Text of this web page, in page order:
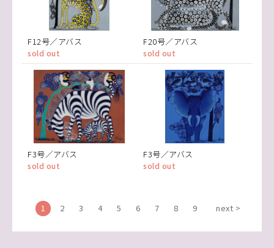
F12号／アバス
sold out
F20号／アバス
sold out
F3号／アバス
sold out
F3号／アバス
sold out
1 2 3 4 5 6 7 8 9 next >